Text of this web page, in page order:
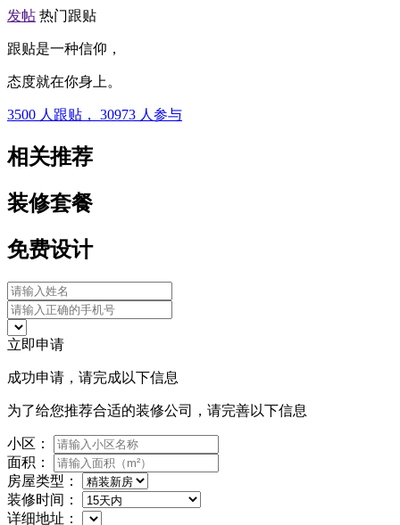
发帖 热门跟贴
跟贴是一种信仰，
态度就在你身上。
3500 人跟贴， 30973 人参与
相关推荐
装修套餐
免费设计
立即申请
成功申请，请完成以下信息
为了给您推荐合适的装修公司，请完善以下信息
小区：
面积：
房屋类型：
装修时间：
详细地址：